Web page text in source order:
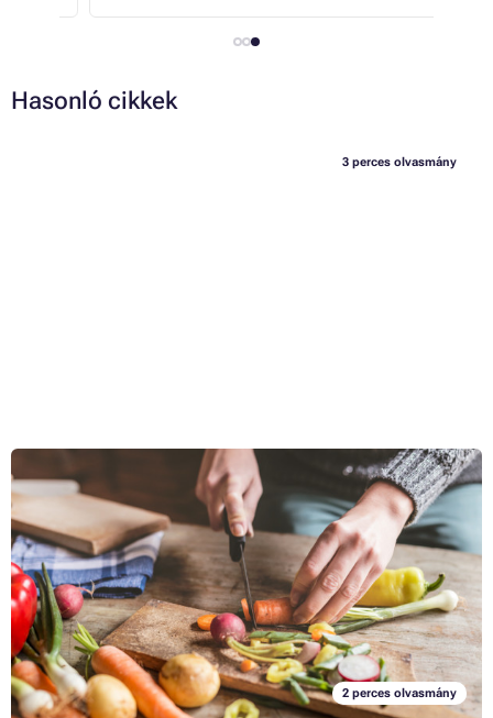
Hasonló cikkek
3 perces olvasmány
Hogyan készítsünk saját szakácskönyvet és egyéb konyhai
ötletek
Hány gramm vaj szerepelt abban a receptben? Melyik üvegbe tettük a
borsot? Ebben a cikkben olyan ötleteket adunk Önnek, amelyek
megkönnyítik a konyhában való tájékozódást; és ami a legjobb:
néhány pillanat alatt kinyomtathatja őket a nyomtatóján.
Teljes cikk »
2 perces olvasmány